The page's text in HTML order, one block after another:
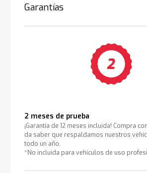
Garantías
2 meses de prueba
¡Garantía de 12 meses incluida! Compra
da saber que respaldamos nuestros
todo un año.
*No incluida para vehículos de uso